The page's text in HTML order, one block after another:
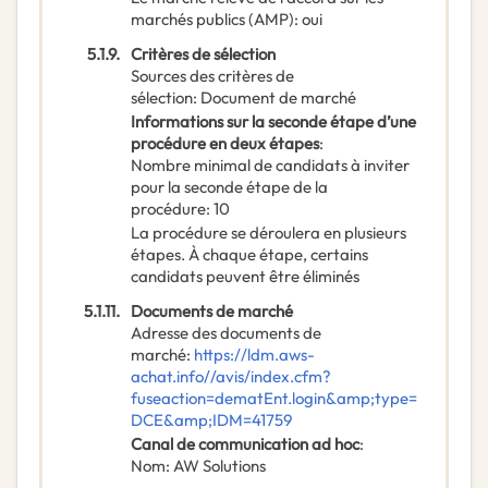
marchés publics (AMP): oui
5.1.9. Critères de sélection
Sources des critères de
sélection: Document de marché
Informations sur la seconde étape d’une
procédure en deux étapes:
Nombre minimal de candidats à inviter
pour la seconde étape de la
procédure: 10
La procédure se déroulera en plusieurs
étapes. À chaque étape, certains
candidats peuvent être éliminés
5.1.11. Documents de marché
Adresse des documents de
marché: https://ldm.aws-
achat.info//avis/index.cfm?
fuseaction=dematEnt.login&amp;type=
DCE&amp;IDM=41759
Canal de communication ad hoc:
Nom: AW Solutions